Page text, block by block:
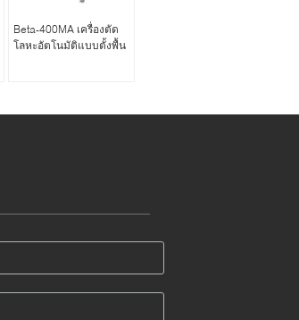
Beta-400MA เครื่องตัด
โลหะอัตโนมัติแบบตั้งพื้น